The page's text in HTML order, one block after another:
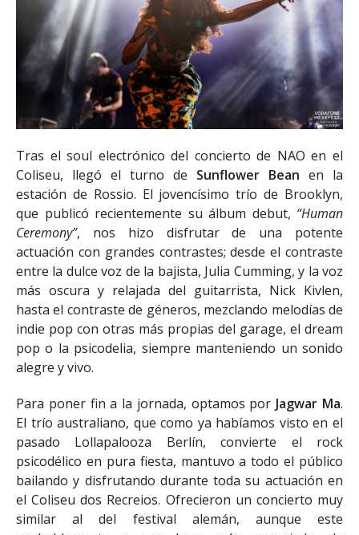
Tras el soul electrónico del concierto de NAO en el
Coliseu, llegó el turno de Sunflower Bean en la
estación de Rossio. El jovencísimo trío de Brooklyn,
que publicó recientemente su álbum debut, “Human
Ceremony”, nos hizo disfrutar de una potente
actuación con grandes contrastes; desde el contraste
entre la dulce voz de la bajista, Julia Cumming, y la voz
más oscura y relajada del guitarrista, Nick Kivlen,
hasta el contraste de géneros, mezclando melodías de
indie pop con otras más propias del garage, el dream
pop o la psicodelia, siempre manteniendo un sonido
alegre y vivo.
Para poner fin a la jornada, optamos por Jagwar Ma.
El trío australiano, que como ya habíamos visto en el
pasado Lollapalooza Berlín, convierte el rock
psicodélico en pura fiesta, mantuvo a todo el público
bailando y disfrutando durante toda su actuación en
el Coliseu dos Recreios. Ofrecieron un concierto muy
similar al del festival alemán, aunque este